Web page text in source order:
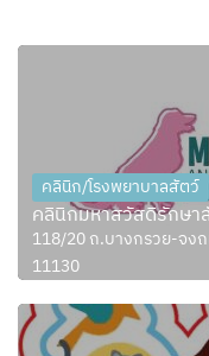
คลินิก/โรงพยาบาลสัตว์
คลินิกมหาสวัสดิ์รักษา
118/20 ถ.บางกรวย-จง
11130